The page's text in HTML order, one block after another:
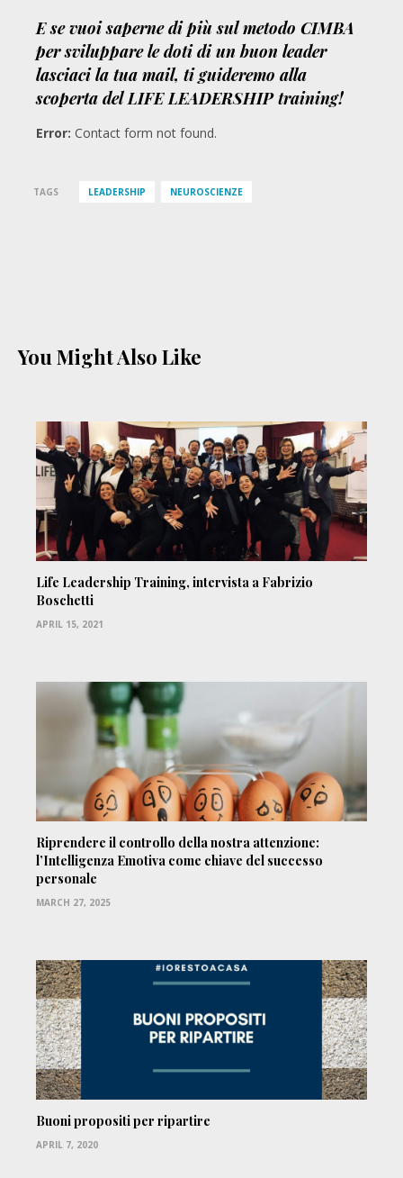
E se vuoi saperne di più sul metodo CIMBA
per sviluppare le doti di un buon leader
lasciaci la tua mail, ti guideremo alla
scoperta del LIFE LEADERSHIP training!
Error: Contact form not found.
TAGS LEADERSHIP NEUROSCIENZE
You Might Also Like
Life Leadership Training, intervista a Fabrizio
Boschetti
APRIL 15, 2021
Riprendere il controllo della nostra attenzione:
l’Intelligenza Emotiva come chiave del successo
personale
MARCH 27, 2025
Buoni propositi per ripartire
APRIL 7, 2020